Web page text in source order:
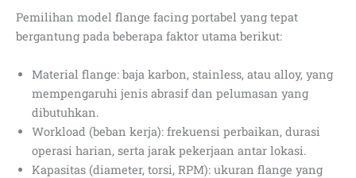
Pemilihan model flange facing portabel yang tepat
bergantung pada beberapa faktor utama berikut:
Material flange: baja karbon, stainless, atau alloy, yang
mempengaruhi jenis abrasif dan pelumasan yang
dibutuhkan.
Workload (beban kerja): frekuensi perbaikan, durasi
operasi harian, serta jarak pekerjaan antar lokasi.
Kapasitas (diameter, torsi, RPM): ukuran flange yang